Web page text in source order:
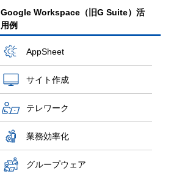
Google Workspace（旧G Suite）活
用例
AppSheet
サイト作成
テレワーク
業務効率化
グループウェア